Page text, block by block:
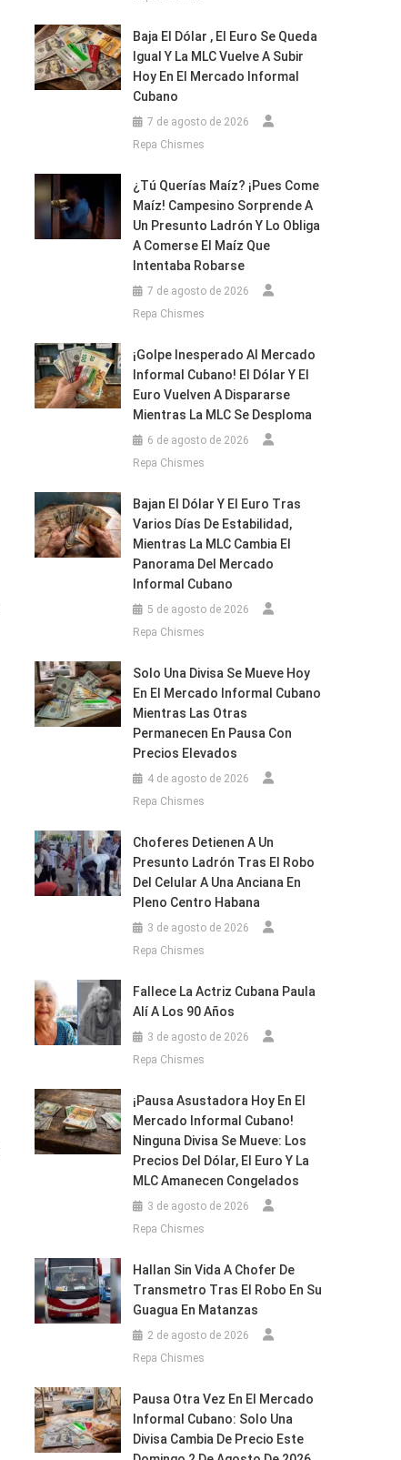
Baja El Dólar , El Euro Se Queda
Igual Y La MLC Vuelve A Subir
Hoy En El Mercado Informal
Cubano
7 de agosto de 2026
Repa Chismes
¿Tú Querías Maíz? ¡Pues Come
Maíz! Campesino Sorprende A
Un Presunto Ladrón Y Lo Obliga
A Comerse El Maíz Que
Intentaba Robarse
7 de agosto de 2026
Repa Chismes
¡Golpe Inesperado Al Mercado
Informal Cubano! El Dólar Y El
Euro Vuelven A Dispararse
Mientras La MLC Se Desploma
6 de agosto de 2026
Repa Chismes
Bajan El Dólar Y El Euro Tras
Varios Días De Estabilidad,
Mientras La MLC Cambia El
Panorama Del Mercado
Informal Cubano
5 de agosto de 2026
Repa Chismes
Solo Una Divisa Se Mueve Hoy
En El Mercado Informal Cubano
Mientras Las Otras
Permanecen En Pausa Con
Precios Elevados
4 de agosto de 2026
Repa Chismes
Choferes Detienen A Un
Presunto Ladrón Tras El Robo
Del Celular A Una Anciana En
Pleno Centro Habana
3 de agosto de 2026
Repa Chismes
Fallece La Actriz Cubana Paula
Alí A Los 90 Años
3 de agosto de 2026
Repa Chismes
¡Pausa Asustadora Hoy En El
Mercado Informal Cubano!
Ninguna Divisa Se Mueve: Los
Precios Del Dólar, El Euro Y La
MLC Amanecen Congelados
3 de agosto de 2026
Repa Chismes
Hallan Sin Vida A Chofer De
Transmetro Tras El Robo En Su
Guagua En Matanzas
2 de agosto de 2026
Repa Chismes
Pausa Otra Vez En El Mercado
Informal Cubano: Solo Una
Divisa Cambia De Precio Este